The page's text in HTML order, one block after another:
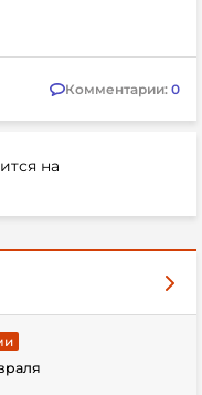
Комментарии: 0
на